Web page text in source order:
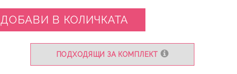
ДОБАВИ В КОЛИЧКАТА
ПОДХОДЯЩИ ЗА КОМПЛЕКТ